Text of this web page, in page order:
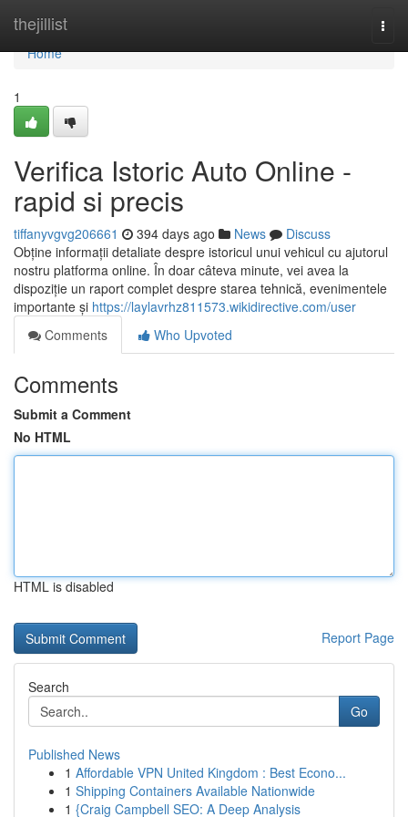
thejillist
Home
Home
1
Verifica Istoric Auto Online -
rapid si precis
tiffanyvgvg206661 394 days ago News
Discuss
Obține informații detaliate despre istoricul unui vehicul cu ajutorul
nostru platforma online. În doar câteva minute, vei avea la
dispoziție un raport complet despre starea tehnică, evenimentele
importante și https://laylavrhz811573.wikidirective.com/user
Comments
Who Upvoted
Comments
Submit a Comment
No HTML
HTML is disabled
Report Page
Search
Go
Published News
1 Affordable VPN United Kingdom : Best Econo...
1 Shipping Containers Available Nationwide
1 {Craig Campbell SEO: A Deep Analysis